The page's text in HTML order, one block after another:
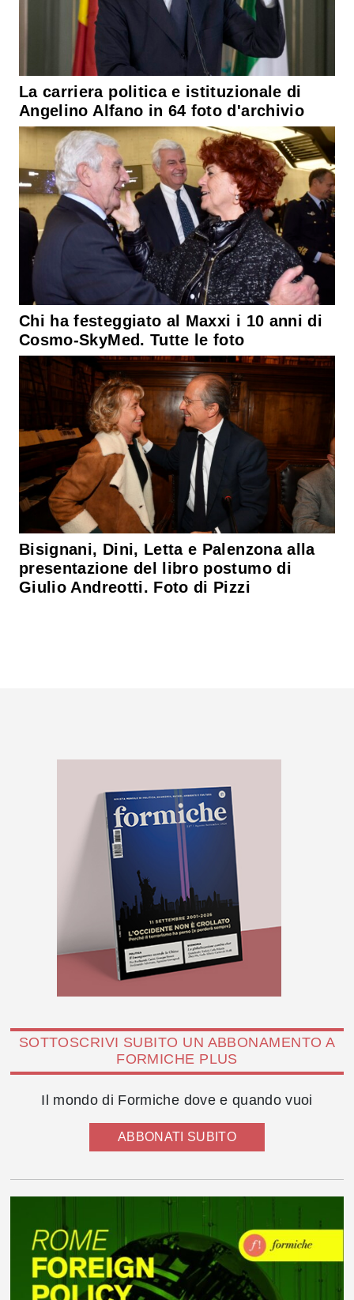
La carriera politica e istituzionale di
Angelino Alfano in 64 foto d'archivio
Chi ha festeggiato al Maxxi i 10 anni di
Cosmo-SkyMed. Tutte le foto
Bisignani, Dini, Letta e Palenzona alla
presentazione del libro postumo di
Giulio Andreotti. Foto di Pizzi
SOTTOSCRIVI SUBITO UN ABBONAMENTO A
FORMICHE PLUS
Il mondo di Formiche dove e quando vuoi
ABBONATI SUBITO